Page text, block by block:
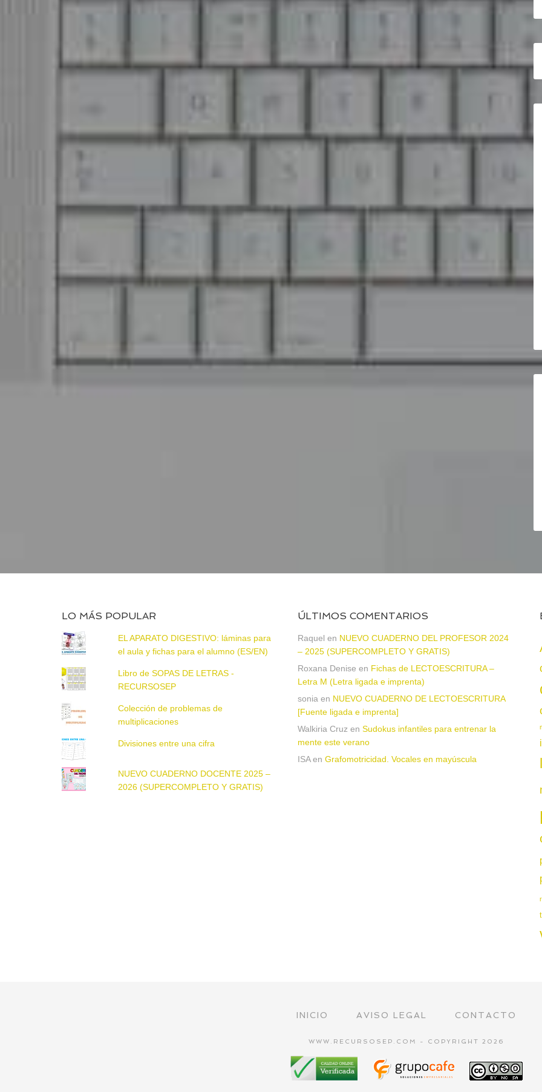
LO MÁS POPULAR
EL APARATO DIGESTIVO: láminas para
el aula y fichas para el alumno (ES/EN)
Libro de SOPAS DE LETRAS -
RECURSOSEP
Colección de problemas de
multiplicaciones
Divisiones entre una cifra
NUEVO CUADERNO DOCENTE 2025 –
2026 (SUPERCOMPLETO Y GRATIS)
ÚLTIMOS COMENTARIOS
Raquel en NUEVO CUADERNO DEL PROFESOR 2024
– 2025 (SUPERCOMPLETO Y GRATIS)
Roxana Denise en Fichas de LECTOESCRITURA –
Letra M (Letra ligada e imprenta)
sonia en NUEVO CUADERNO DE LECTOESCRITURA
[Fuente ligada e imprenta]
Walkiria Cruz en Sudokus infantiles para entrenar la
mente este verano
ISAen Grafomotricidad. Vocales en mayúscula
INICIO AVISO LEGAL CONTACTO
WWW.RECURSOSEP.COM - COPYRIGHT 2026